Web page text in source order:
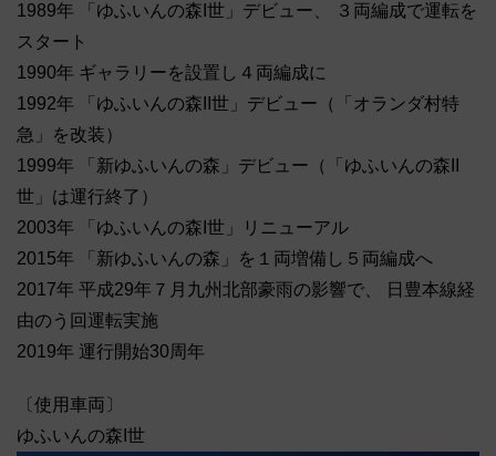
1989年 「ゆふいんの森I世」デビュー、 ３両編成で運転を
スタート
1990年 ギャラリーを設置し４両編成に
1992年 「ゆふいんの森II世」デビュー（「オランダ村特
急」を改装）
1999年 「新ゆふいんの森」デビュー（「ゆふいんの森II
世」は運行終了）
2003年 「ゆふいんの森I世」リニューアル
2015年 「新ゆふいんの森」を１両増備し５両編成へ
2017年 平成29年７月九州北部豪雨の影響で、 日豊本線経
由のう回運転実施
2019年 運行開始30周年
〔使用車両〕
ゆふいんの森I世